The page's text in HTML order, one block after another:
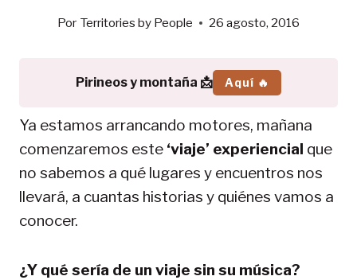
Por Territories by People 26 agosto, 2016
Pirineos y montaña 📩 Aquí 🔥
Ya estamos arrancando motores, mañana
comenzaremos este ‘viaje’ experiencial que
no sabemos a qué lugares y encuentros nos
llevará, a cuantas historias y quiénes vamos a
conocer.
¿Y qué sería de un viaje sin su música?